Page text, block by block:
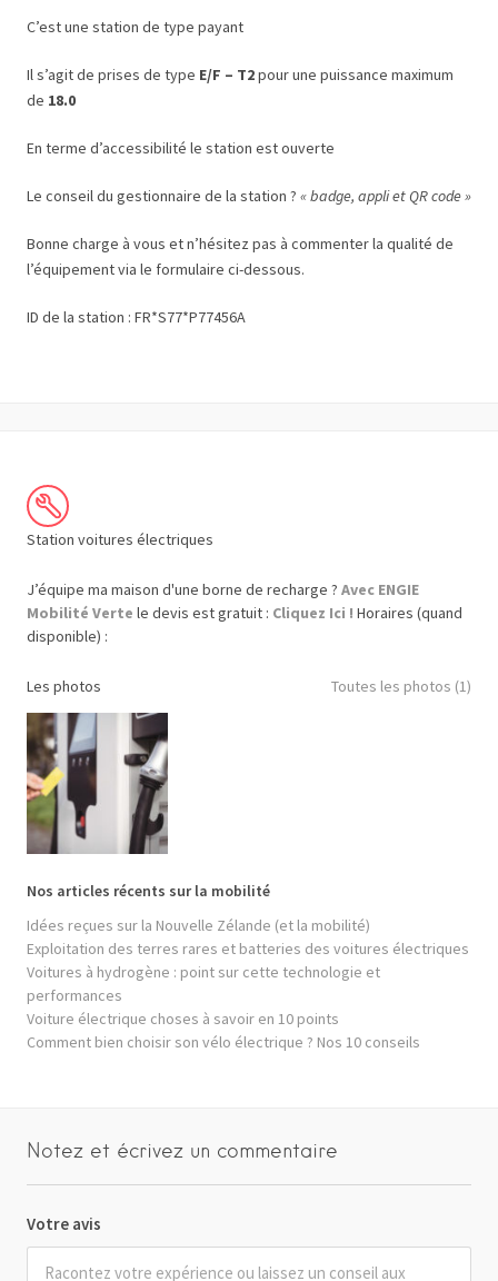
C’est une station de type payant
Il s’agit de prises de type E/F – T2pour une puissance maximum
de 18.0
En terme d’accessibilité le station est ouverte
Le conseil du gestionnaire de la station ? « badge, appli et QR code »
Bonne charge à vous et n’hésitez pas à commenter la qualité de
l’équipement via le formulaire ci-dessous.
ID de la station : FR*S77*P77456A
Station voitures électriques
J’équipe ma maison d'une borne de recharge ? Avec ENGIE
Mobilité Verte le devis est gratuit : Cliquez Ici ! Horaires (quand
disponible) :
Les photos Toutes les photos (1)
Nos articles récents sur la mobilité
Idées reçues sur la Nouvelle Zélande (et la mobilité)
Exploitation des terres rares et batteries des voitures électriques
Voitures à hydrogène : point sur cette technologie et
performances
Voiture électrique choses à savoir en 10 points
Comment bien choisir son vélo électrique ? Nos 10 conseils
Notez et écrivez un commentaire
Votre avis